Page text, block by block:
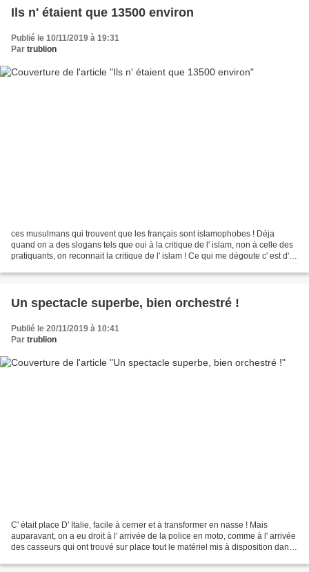
Ils n' étaient que 13500 environ
Publié le 10/11/2019 à 19:31
Par trublion
ces musulmans qui trouvent que les français sont islamophobes ! Déja
quand on a des slogans tels que oui à la critique de l' islam, non à celle des
pratiquants, on reconnait la critique de l' islam ! Ce qui me dégoute c' est d'
Un spectacle superbe, bien orchestré !
Publié le 20/11/2019 à 10:41
Par trublion
C' était place D' Italie, facile à cerner et à transformer en nasse ! Mais
auparavant, on a eu droit à l' arrivée de la police en moto, comme à l' arrivée
des casseurs qui ont trouvé sur place tout le matériel mis à disposition dans